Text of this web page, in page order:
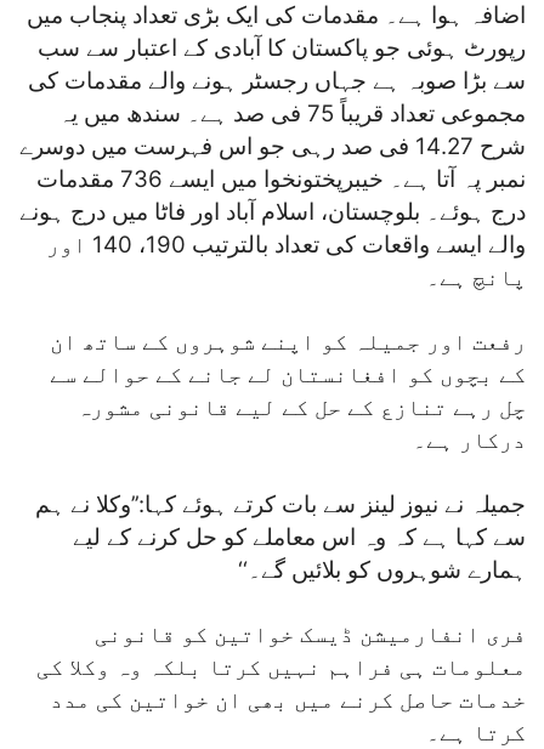
اضافہ ہوا ہے۔ مقدمات کی ایک بڑی تعداد پنجاب میں
رپورٹ ہوئی جو پاکستان کا آبادی کے اعتبار سے سب
سے بڑا صوبہ ہے جہاں رجسٹر ہونے والے مقدمات کی
مجموعی تعداد قریباً 75 فی صد ہے۔ سندھ میں یہ
شرح 14.27 فی صد رہی جو اس فہرست میں دوسرے
نمبر پہ آتا ہے۔ خیبرپختونخوا میں ایسے 736 مقدمات
درج ہوئے۔ بلوچستان، اسلام آباد اور فاٹا میں درج ہونے
والے ایسے واقعات کی تعداد بالترتیب 190، 140 اور
پانچ ہے۔
رفعت اور جمیلہ کو اپنے شوہروں کے ساتھ ان
کے بچوں کو افغانستان لے جانے کے حوالے سے
چل رہے تنازع کے حل کے لیے قانونی مشورہ
درکار ہے۔
جمیلہ نے نیوز لینز سے بات کرتے ہوئے کہا:’’وکلا نے ہم
سے کہا ہے کہ وہ اس معاملے کو حل کرنے کے لیے
ہمارے شوہروں کو بلائیں گے۔‘‘
فری انفارمیشن ڈیسک خواتین کو قانونی
معلومات ہی فراہم نہیں کرتا بلکہ وہ وکلا کی
خدمات حاصل کرنے میں بھی ان خواتین کی مدد
کرتا ہے۔